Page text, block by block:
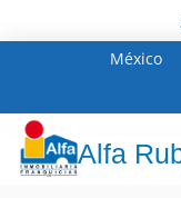
México
Alfa